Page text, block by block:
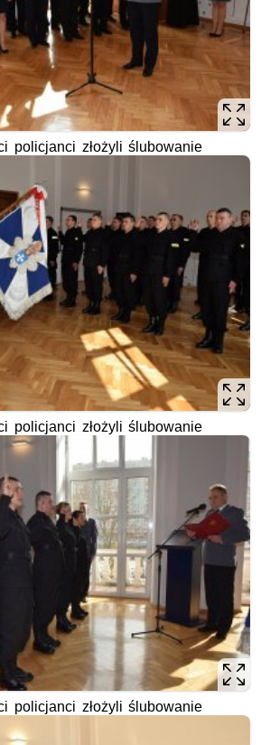
policjanci złożyli ślubowanie
policjanci złożyli ślubowanie
policjanci złożyli ślubowanie